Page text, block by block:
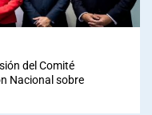
del Comité
Nacional sobre